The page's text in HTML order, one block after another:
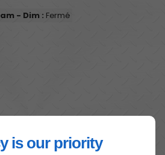
is our priority
- Dim : Fermé